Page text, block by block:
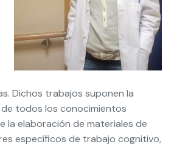
Dichos trabajos suponen la
todos los conocimientos
la elaboración de materiales de
específicos de trabajo cognitivo,